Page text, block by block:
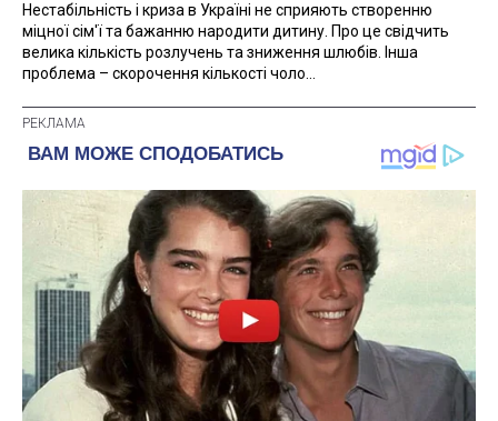
Нестабільність і криза в Україні не сприяють створенню
міцної сім'ї та бажанню народити дитину. Про це свідчить
велика кількість розлучень та зниження шлюбів. Інша
проблема – скорочення кількості чоло...